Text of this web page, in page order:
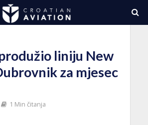
liniju New
za mjesec
1 Min čitanja